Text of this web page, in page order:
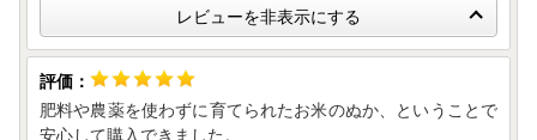
レビューを非表示にする
肥料や農薬を使わずに育てられたお米のぬか、ということで
安心して購入できました。